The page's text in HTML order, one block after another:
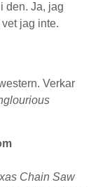
den. Ja, jag
jag inte.
Verkar
Chain Saw